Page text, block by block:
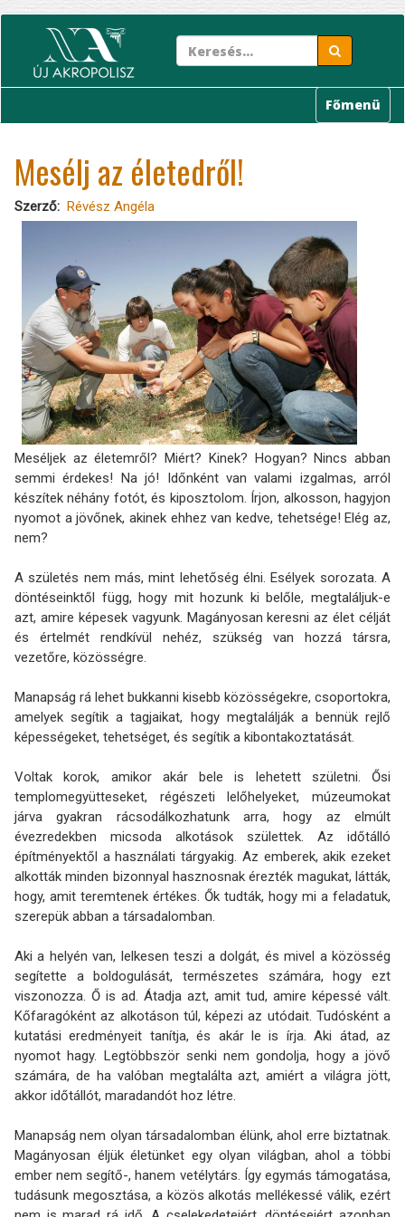
tartalomra
Főmenü
Mesélj az életedről!
Szerző Révész Angéla
Meséljek az életemről? Miért? Kinek? Hogyan? Nincs abban
semmi érdekes! Na jó! Időnként van valami izgalmas, arról
készítek néhány fotót, és kiposztolom. Írjon, alkosson, hagyjon
nyomot a jövőnek, akinek ehhez van kedve, tehetsége! Elég az,
nem?
A születés nem más, mint lehetőség élni. Esélyek sorozata. A
döntéseinktől függ, hogy mit hozunk ki belőle, megtaláljuk-e
azt, amire képesek vagyunk. Magányosan keresni az élet célját
és értelmét rendkívül nehéz, szükség van hozzá társra,
vezetőre, közösségre.
Manapság rá lehet bukkanni kisebb közösségekre, csoportokra,
amelyek segítik a tagjaikat, hogy megtalálják a bennük rejlő
képességeket, tehetséget, és segítik a kibontakoztatását.
Voltak korok, amikor akár bele is lehetett születni. Ősi
templomegyütteseket, régészeti lelőhelyeket, múzeumokat
járva gyakran rácsodálkozhatunk arra, hogy az elmúlt
évezredekben micsoda alkotások születtek. Az időtálló
építményektől a használati tárgyakig. Az emberek, akik ezeket
alkották minden bizonnyal hasznosnak érezték magukat, látták,
hogy, amit teremtenek értékes. Ők tudták, hogy mi a feladatuk,
szerepük abban a társadalomban.
Aki a helyén van, lelkesen teszi a dolgát, és mivel a közösség
segítette a boldogulását, természetes számára, hogy ezt
viszonozza. Ő is ad. Átadja azt, amit tud, amire képessé vált.
Kőfaragóként az alkotáson túl, képezi az utódait. Tudósként a
kutatási eredményeit tanítja, és akár le is írja. Aki átad, az
nyomot hagy. Legtöbbször senki nem gondolja, hogy a jövő
számára, de ha valóban megtalálta azt, amiért a világra jött,
akkor időtállót, maradandót hoz létre.
Manapság nem olyan társadalomban élünk, ahol erre biztatnak.
Magányosan éljük életünket egy olyan világban, ahol a többi
ember nem segítő-, hanem vetélytárs. Így egymás támogatása,
tudásunk megosztása, a közös alkotás mellékessé válik, ezért